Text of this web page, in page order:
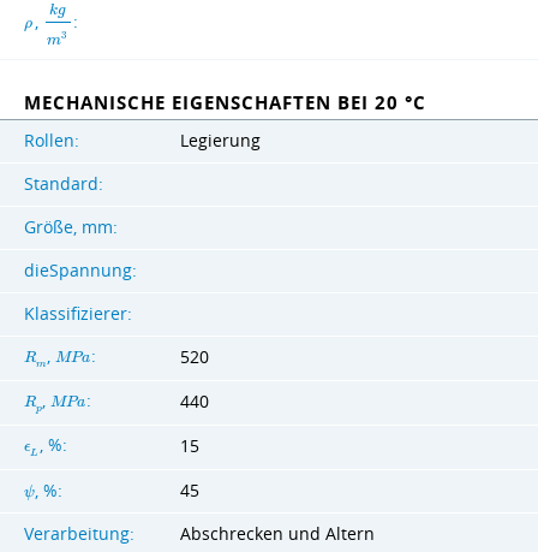
ρ ,
kg
m3
:
MECHANISCHE EIGENSCHAFTEN BEI 20 °C
Rollen:
Legierung
Standard:
Größe, mm:
dieSpannung:
Klassifizierer:
Rm , MPa: 520
Rp,MPa: 440
ϵL , %: 15
ψ, %: 45
Verarbeitung: Abschrecken und Altern